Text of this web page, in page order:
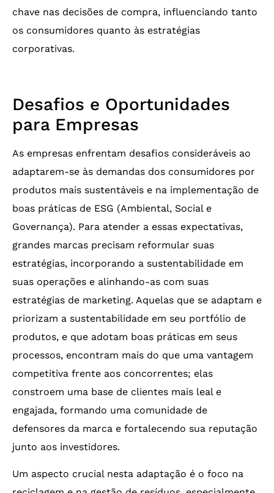
chave nas decisões de compra, influenciando tanto
os consumidores quanto às estratégias
corporativas.
Desafios e Oportunidades
para Empresas
As empresas enfrentam desafios consideráveis ao
adaptarem-se às demandas dos consumidores por
produtos mais sustentáveis e na implementação de
boas práticas de ESG (Ambiental, Social e
Governança). Para atender a essas expectativas,
grandes marcas precisam reformular suas
estratégias, incorporando a sustentabilidade em
suas operações e alinhando-as com suas
estratégias de marketing. Aquelas que se adaptam e
priorizam a sustentabilidade em seu portfólio de
produtos, e que adotam boas práticas em seus
processos, encontram mais do que uma vantagem
competitiva frente aos concorrentes; elas
constroem uma base de clientes mais leal e
engajada, formando uma comunidade de
defensores da marca e fortalecendo sua reputação
junto aos investidores.
Um aspecto crucial nesta adaptação é o foco na